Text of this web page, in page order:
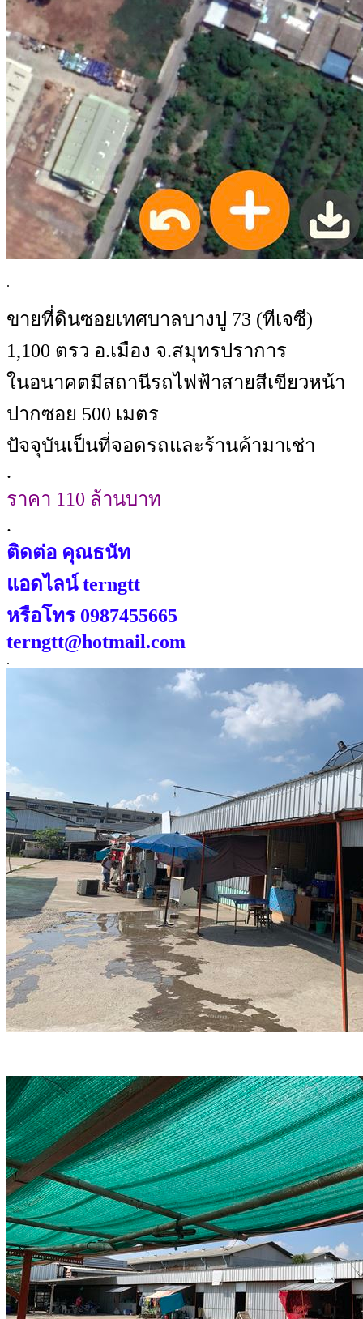
.
‭ขายที่ดินซอยเทศบาลบางปู 73 (ทีเจซี)
1,100 ตรว อ.เมือง จ.สมุทรปราการ
ในอนาคตมีสถานีรถไฟฟ้าสายสีเขียวหน้า
ปากซอย 500 เมตร
ปัจจุบันเป็นที่จอดรถและร้านค้ามาเช่า
.
ราคา 110 ล้านบาท
.
ติดต่อ คุณธนัท
แอดไลน์ terngtt
หรือโทร 0987455665
terngtt@hotmail.com
.